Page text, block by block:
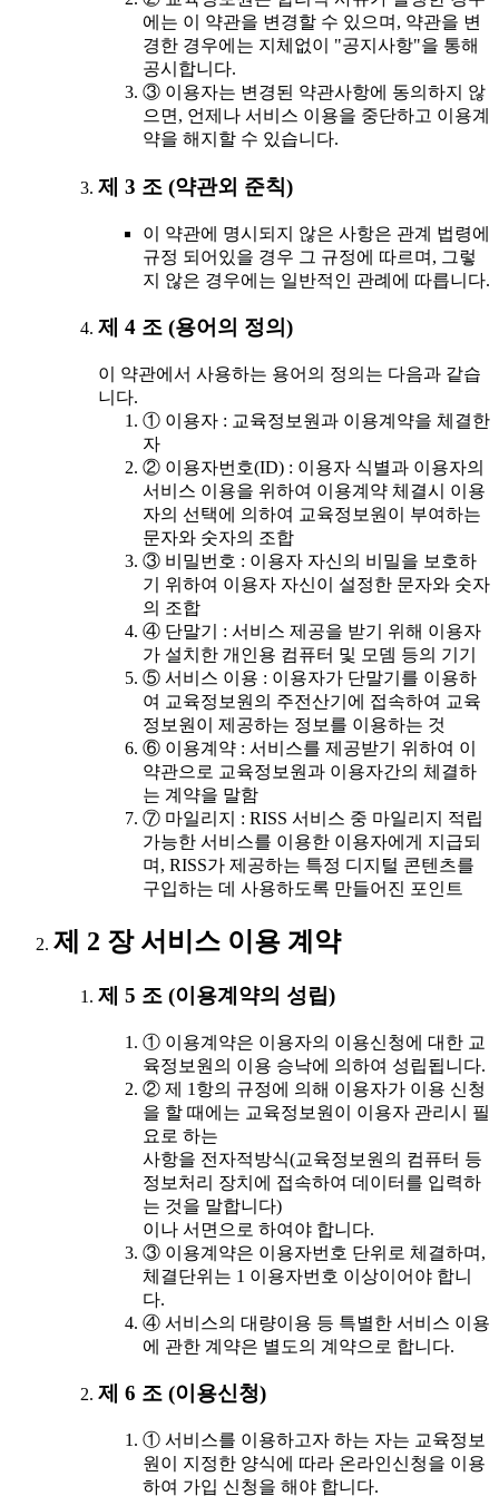
에는 이 약관을 변경할 수 있으며, 약관을 변
경한 경우에는 지체없이 "공지사항"을 통해
공시합니다.
③ 이용자는 변경된 약관사항에 동의하지 않
으면, 언제나 서비스 이용을 중단하고 이용계
약을 해지할 수 있습니다.
제 3 조 (약관외 준칙)
이 약관에 명시되지 않은 사항은 관계 법령에
규정 되어있을 경우 그 규정에 따르며, 그렇
지 않은 경우에는 일반적인 관례에 따릅니다.
제 4 조 (용어의 정의)
이 약관에서 사용하는 용어의 정의는 다음과 같습
니다.
① 이용자 : 교육정보원과 이용계약을 체결한
자
② 이용자번호(ID) : 이용자 식별과 이용자의
서비스 이용을 위하여 이용계약 체결시 이용
자의 선택에 의하여 교육정보원이 부여하는
문자와 숫자의 조합
③ 비밀번호 : 이용자 자신의 비밀을 보호하
기 위하여 이용자 자신이 설정한 문자와 숫자
의 조합
④ 단말기 : 서비스 제공을 받기 위해 이용자
가 설치한 개인용 컴퓨터 및 모뎀 등의 기기
⑤ 서비스 이용 : 이용자가 단말기를 이용하
여 교육정보원의 주전산기에 접속하여 교육
정보원이 제공하는 정보를 이용하는 것
⑥ 이용계약 : 서비스를 제공받기 위하여 이
약관으로 교육정보원과 이용자간의 체결하
는 계약을 말함
⑦ 마일리지 : RISS 서비스 중 마일리지 적립
가능한 서비스를 이용한 이용자에게 지급되
며, RISS가 제공하는 특정 디지털 콘텐츠를
구입하는 데 사용하도록 만들어진 포인트
제 2 장 서비스 이용 계약
제 5 조 (이용계약의 성립)
① 이용계약은 이용자의 이용신청에 대한 교
육정보원의 이용 승낙에 의하여 성립됩니다.
② 제 1항의 규정에 의해 이용자가 이용 신청
을 할 때에는 교육정보원이 이용자 관리시 필
요로 하는
사항을 전자적방식(교육정보원의 컴퓨터 등
정보처리 장치에 접속하여 데이터를 입력하
는 것을 말합니다)
이나 서면으로 하여야 합니다.
③ 이용계약은 이용자번호 단위로 체결하며,
체결단위는 1 이용자번호 이상이어야 합니
다.
④ 서비스의 대량이용 등 특별한 서비스 이용
에 관한 계약은 별도의 계약으로 합니다.
제 6 조 (이용신청)
① 서비스를 이용하고자 하는 자는 교육정보
원이 지정한 양식에 따라 온라인신청을 이용
하여 가입 신청을 해야 합니다.